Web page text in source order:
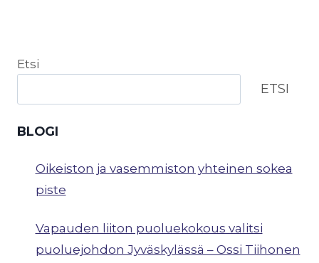
Etsi
ETSI
BLOGI
Oikeiston ja vasemmiston yhteinen sokea
piste
Vapauden liiton puoluekokous valitsi
puoluejohdon Jyväskylässä – Ossi Tiihonen